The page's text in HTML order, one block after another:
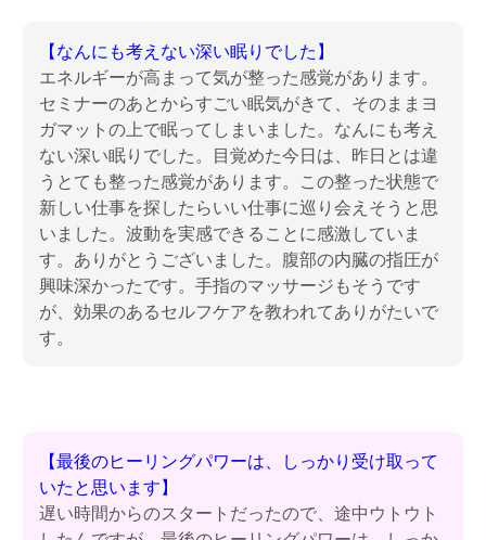
【なんにも考えない深い眠りでした】
エネルギーが高まって気が整った感覚があります。
セミナーのあとからすごい眠気がきて、そのままヨ
ガマットの上で眠ってしまいました。なんにも考え
ない深い眠りでした。目覚めた今日は、昨日とは違
うとても整った感覚があります。この整った状態で
新しい仕事を探したらいい仕事に巡り会えそうと思
いました。波動を実感できることに感激していま
す。ありがとうございました。腹部の内臓の指圧が
興味深かったです。手指のマッサージもそうです
が、効果のあるセルフケアを教われてありがたいで
す。
【最後のヒーリングパワーは、しっかり受け取って
いたと思います】
遅い時間からのスタートだったので、途中ウトウト